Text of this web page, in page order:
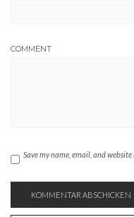
COMMENT
Save my name, email, and